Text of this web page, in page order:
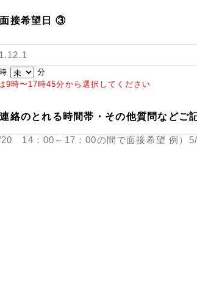
面接希望日 ③
分
9時〜17時45分から選択してください
連絡のとれる時間帯・その他質問などご